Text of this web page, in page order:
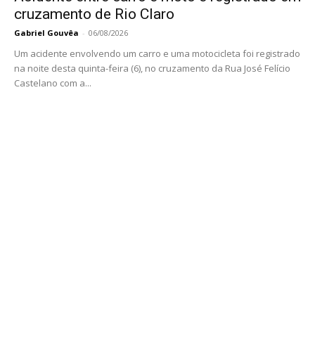
cruzamento de Rio Claro
Gabriel Gouvêa - 06/08/2026
Um acidente envolvendo um carro e uma motocicleta foi registrado
na noite desta quinta-feira (6), no cruzamento da Rua José Felício
Castelano com a...